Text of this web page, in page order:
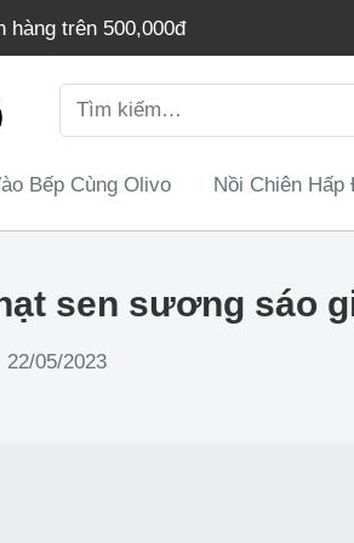
hàng trên 500,000đ
kiếm:
Bếp Cùng Olivo Nồi Chiên Hấp
sen sương sáo
22/05/2023